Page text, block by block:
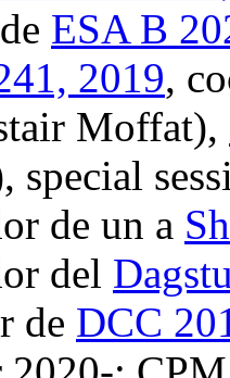
ESA B
2019,
Moffat),
special
de un a
del
de DCC